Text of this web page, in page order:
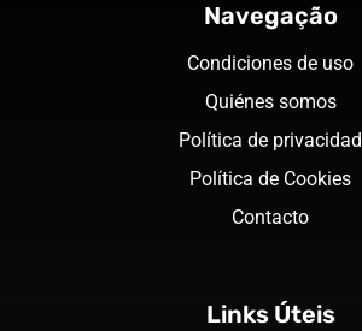
Navegação
Condiciones de uso
Quiénes somos
Política de privacidad
Política de Cookies
Contacto
Links Úteis